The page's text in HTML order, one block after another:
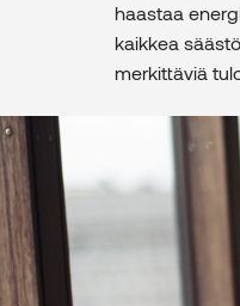
haastaa
kaikkea
merkittäviä